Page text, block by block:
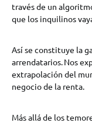
través de un
que los inquilinos
Así se constituye la
arrendatarios. Nos
extrapolación del
negocio de la renta.
Más allá de los